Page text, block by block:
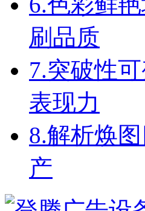
刷品质
7.突破性
表现力
8.解析焕
产